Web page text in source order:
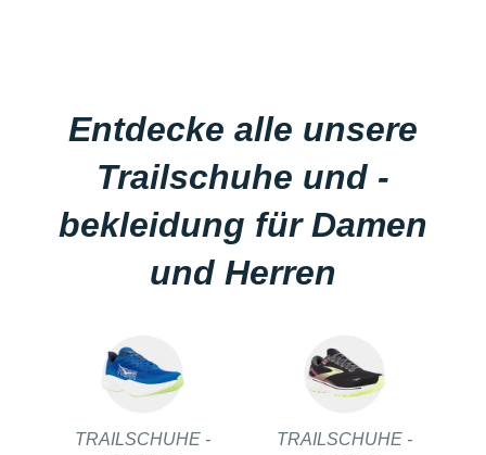
Entdecke alle unsere
Trailschuhe und -
bekleidung für Damen
und Herren
TRAILSCHUHE -
TRAILSCHUHE -